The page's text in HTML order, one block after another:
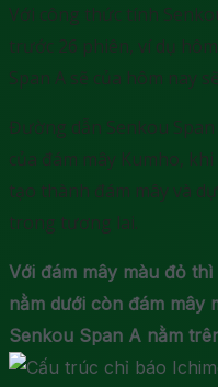
Với công thức tính
trước 26 phiên, ví dụ
Span A sẽ của hôm nay
Đường dẫn Senkou
của đám mây Kumho,
tạo thành đám mây và
trong tương lai.
Với đám mây màu đỏ
nằm dưới còn đám mây
Senkou Span A nằm